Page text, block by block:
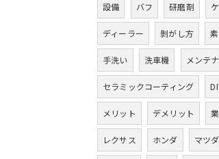
設備 バフ 研磨剤
ディーラー 剝がし方
手洗い 洗車機 メンテ
セラミックコーティング
メリット デメリット
レクサス ホンダ マツダ